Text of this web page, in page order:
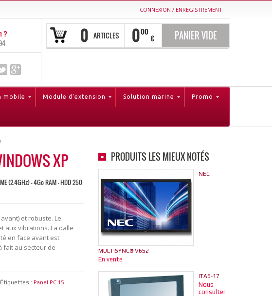
CONNEXION / ENREGISTREMENT
0 ARTICLES 000
€ PANIER VIDE
?
mobile Module d’extension Solution marine Promo
XP
(2.4GHz) - 4Go RAM - HDD 250
et robuste. Le
aux vibrations. La dalle
en face avant est
fait au secteur de
Étiquettes : Panel PC 15
PRODUITS LES MIEUX NOTÉS
NEC
MULTISYNC® V652
En vente
ITAS-17
Nous
consulter